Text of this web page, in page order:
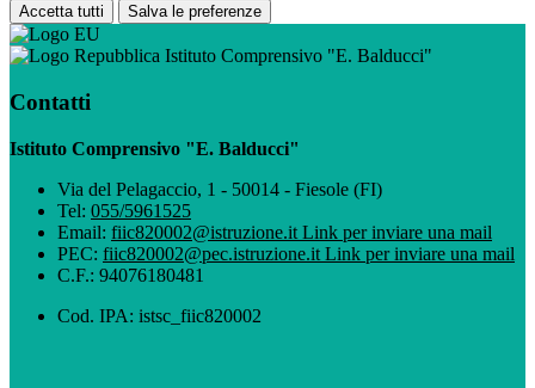
Accetta tutti Salva le preferenze
Istituto Comprensivo "E. Balducci"
Contatti
Istituto Comprensivo "E. Balducci"
Via del Pelagaccio, 1 - 50014 - Fiesole (FI)
Tel: 055/5961525
Email: fiic820002@istruzione.it Link per inviare una mail
PEC: fiic820002@pec.istruzione.it Link per inviare una mail
C.F.: 94076180481
Cod. IPA: istsc_fiic820002